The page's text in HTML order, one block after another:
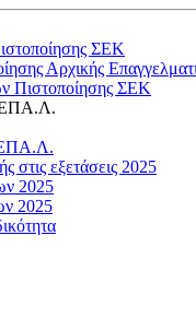
ΣΕΚ
Αρχικής
Πιστοποίησης ΣΕΚ
ΕΠΑ.Λ.
ΕΠΑ.Λ.
στις εξετάσεις 2025
2025
2025